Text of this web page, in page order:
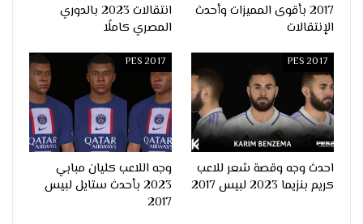
2017 بأقوى المميزات وأحدث
الإنتقالات
انتقالات 2023 بالدوري
المصري كاملًا
PES 2017
احدث وجه وقصة شعر للاعب
كريم بنزيما 2023 لبيس 2017
PES 2017
وجه اللاعب كليان مبابي
2023 بأحدث ستايل لبيس
2017